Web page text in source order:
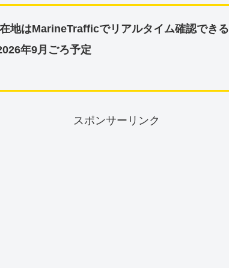
地はMarineTrafficでリアルタイム確認できる
年9月ごろ予定
スポンサーリンク